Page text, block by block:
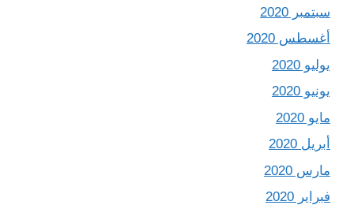
سبتمبر 2020
أغسطس 2020
يوليو 2020
يونيو 2020
مايو 2020
أبريل 2020
مارس 2020
فبراير 2020